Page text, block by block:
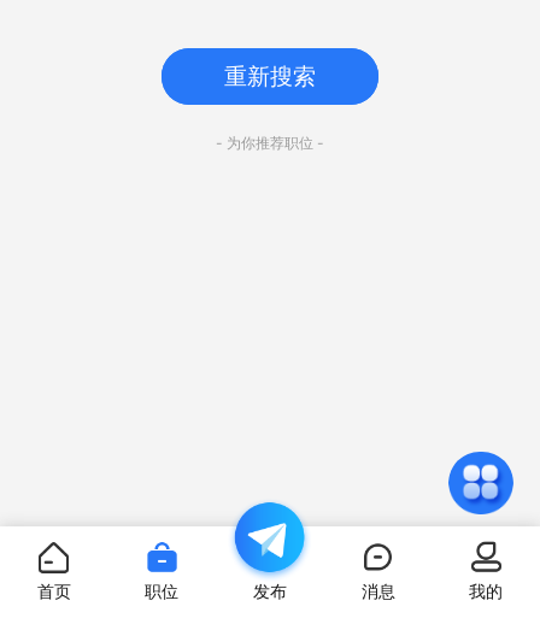
重新搜索
- 为你推荐职位 -
首页 职位 发布 消息 我的